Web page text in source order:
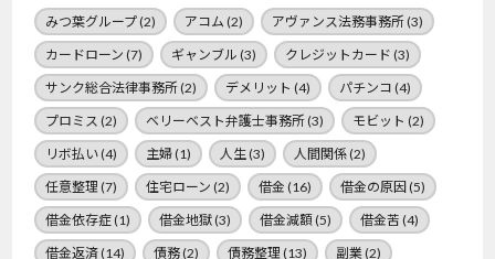
みつ葉グループ(2) アコム (2) アヴァンス法務事務所(3)
カードローン (7) ギャンブル (3) クレジットカード (3)
サンク総合法律事務所(2) デメリット (4) パチンコ (4)
プロミス (2) ベリーベスト弁護士事務所(3) モビット (2)
リボ払い(4) 主婦(1) 人生(3) 人間関係(2)
任意整理 (7) 住宅ローン (2) 借金 (16) 借金の原因 (5)
借金依存症(1) 借金地獄(3) 借金減額(5) 借金苦 (4)
借金返済(14) 債務(2) 債務整理 (13) 副業(2)